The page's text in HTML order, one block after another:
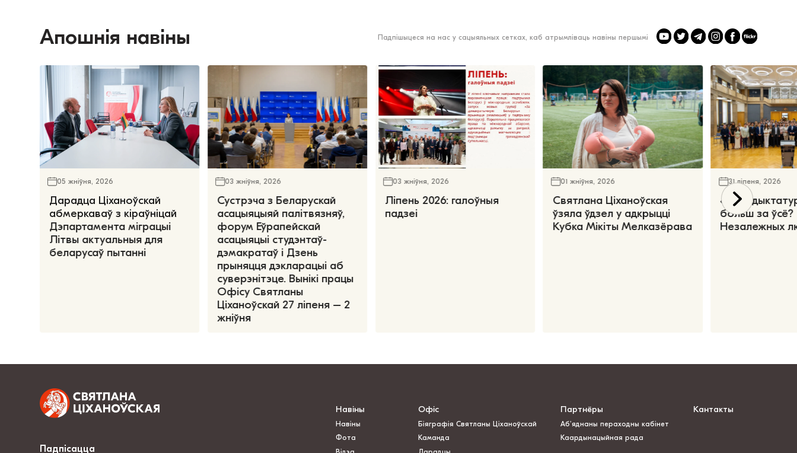
Апошнія навіны Падпішыцеся на нас у сацыяльных сетках, каб атрымліваць навіны першымі
05 жніўня, 2026
Дарадца Ціханоўскай
абмеркаваў з кіраўніцай
Дэпартамента міграцыі
Літвы актуальныя для
беларусаў пытанні
03 жніўня, 2026
Сустрэча з Беларускай
асацыяцыяй палітвязняў,
форум Еўрапейскай
асацыяцыі студэнтаў-
дэмакратаў і Дзень
прыняцця дэкларацыі аб
суверэнітэце. Вынікі працы
Офісу Святланы
Ціханоўскай 27 ліпеня – 2
жніўня
03 жніўня, 2026
Ліпень 2026: галоўныя
падзеі
01 жніўня, 2026
Святлана Ціханоўская
ўзяла ўдзел у адкрыцці
Кубка Мікіты Мелказёрава
31 ліпеня, 2026
«Чаго
больш за ўсё?
Незалежных
Падпісацца
Навіны
Навіны
Фота
Офіс
Біяграфія Святланы Ціханоўскай
Каманда
Партнёры
Аб’яднаны пераходны кабінет
Каардынацыйная рада
Кантакты